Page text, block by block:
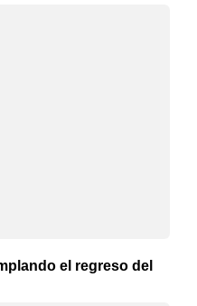
el regreso del